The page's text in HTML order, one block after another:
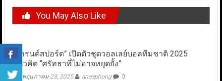
You May Also Like
“แกรนด์สปอร์ต” เปิดตัวชุดวอลเลย์บอลทีมชาติ 2025
แนวคิด “ศรัทธาที่ไม่อาจหยุดยั้ง”
พฤษภาคม 23, 2025 aneaphong 0